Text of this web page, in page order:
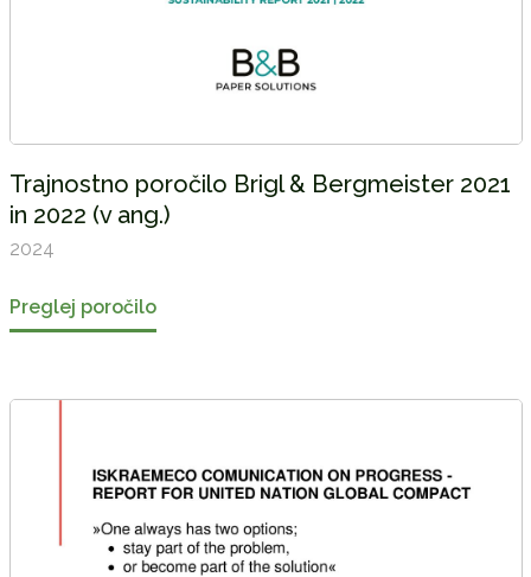
Trajnostno poročilo Brigl & Bergmeister 2021
in 2022 (v ang.)
2024
Preglej poročilo